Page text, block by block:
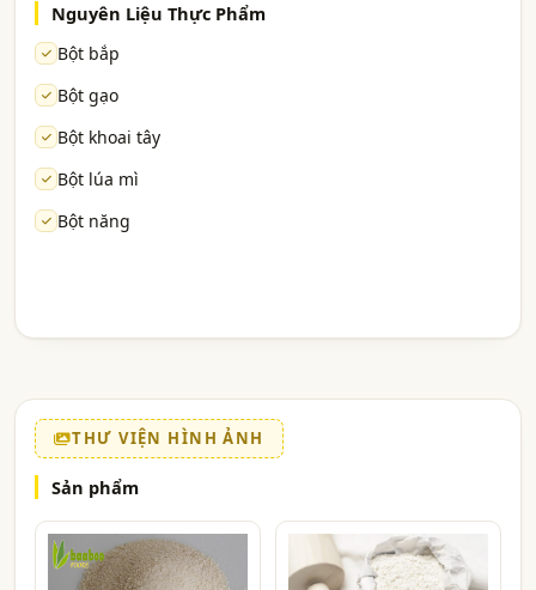
Nguyên Liệu Thực Phẩm
Bột bắp
Bột gạo
Bột khoai tây
Bột lúa mì
Bột năng
THƯ VIỆN HÌNH ẢNH
Sản phẩm